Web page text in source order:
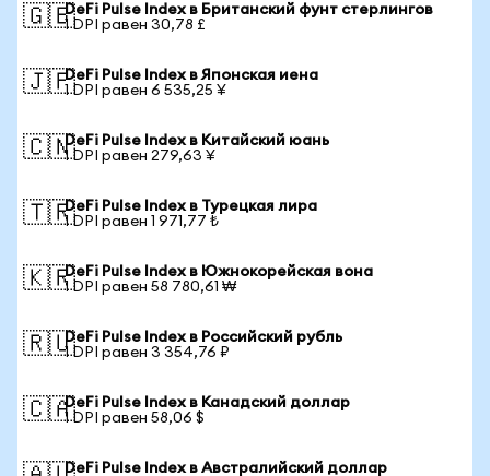
🇬🇧DeFi Pulse Index в Британский фунт стерлингов
1 DPI равен 30,78 £
🇯🇵DeFi Pulse Index в Японская иена
1 DPI равен 6 535,25 ¥
🇨🇳DeFi Pulse Index в Китайский юань
1 DPI равен 279,63 ¥
🇹🇷DeFi Pulse Index в Турецкая лира
1 DPI равен 1 971,77 ₺
🇰🇷DeFi Pulse Index в Южнокорейская вона
1 DPI равен 58 780,61 ₩
🇷🇺DeFi Pulse Index в Российский рубль
1 DPI равен 3 354,76 ₽
🇨🇦DeFi Pulse Index в Канадский доллар
1 DPI равен 58,06 $
DeFi Pulse Index в Австралийский доллар